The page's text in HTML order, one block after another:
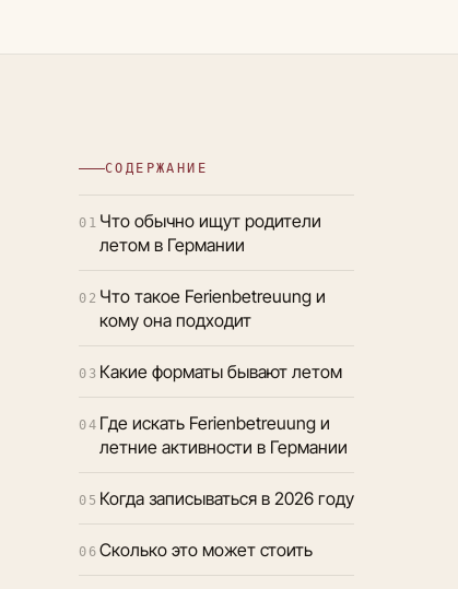
СОДЕРЖАНИЕ
01 Что обычно ищут родители
летом в Германии
02 Что такое Ferienbetreuung и
кому она подходит
03 Какие форматы бывают летом
04 Где искать Ferienbetreuung и
летние активности в Германии
05 Когда записываться в 2026 году
06 Сколько это может стоить